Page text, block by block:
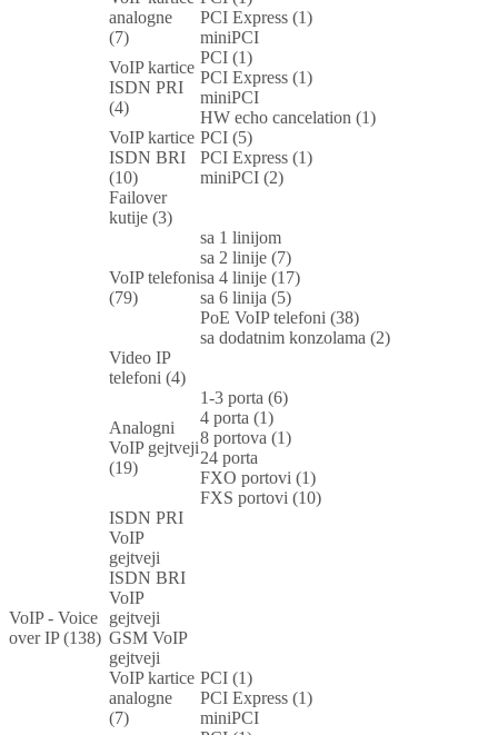
analogne
(7)
PCI Express (1)
miniPCI
VoIP kartice
ISDN PRI
(4)
PCI (1)
PCI Express (1)
miniPCI
HW echo cancelation (1)
VoIP kartice
ISDN BRI
(10)
PCI (5)
PCI Express (1)
miniPCI (2)
Failover
kutije (3)
VoIP - Voice
over IP (138)
VoIP telefoni
(79)
sa 1 linijom
sa 2 linije (7)
sa 4 linije (17)
sa 6 linija (5)
PoE VoIP telefoni (38)
sa dodatnim konzolama (2)
Video IP
telefoni (4)
Analogni
VoIP gejtveji
(19)
1-3 porta (6)
4 porta (1)
8 portova (1)
24 porta
FXO portovi (1)
FXS portovi (10)
ISDN PRI
VoIP
gejtveji
ISDN BRI
VoIP
gejtveji
GSM VoIP
gejtveji
VoIP kartice
analogne
(7)
PCI (1)
PCI Express (1)
miniPCI